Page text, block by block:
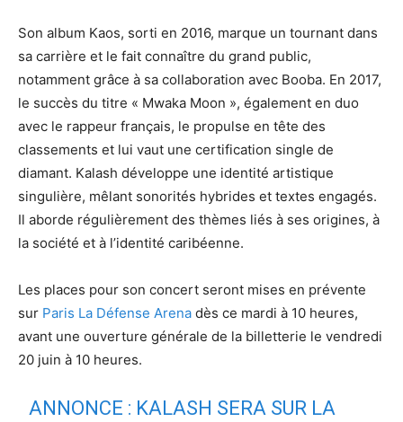
Son album Kaos, sorti en 2016, marque un tournant dans
sa carrière et le fait connaître du grand public,
notamment grâce à sa collaboration avec Booba. En 2017,
le succès du titre « Mwaka Moon », également en duo
avec le rappeur français, le propulse en tête des
classements et lui vaut une certification single de
diamant. Kalash développe une identité artistique
singulière, mêlant sonorités hybrides et textes engagés.
Il aborde régulièrement des thèmes liés à ses origines, à
la société et à l’identité caribéenne.
Les places pour son concert seront mises en prévente
sur Paris La Défense Arena dès ce mardi à 10 heures,
avant une ouverture générale de la billetterie le vendredi
20 juin à 10 heures.
ANNONCE : KALASH SERA SUR LA